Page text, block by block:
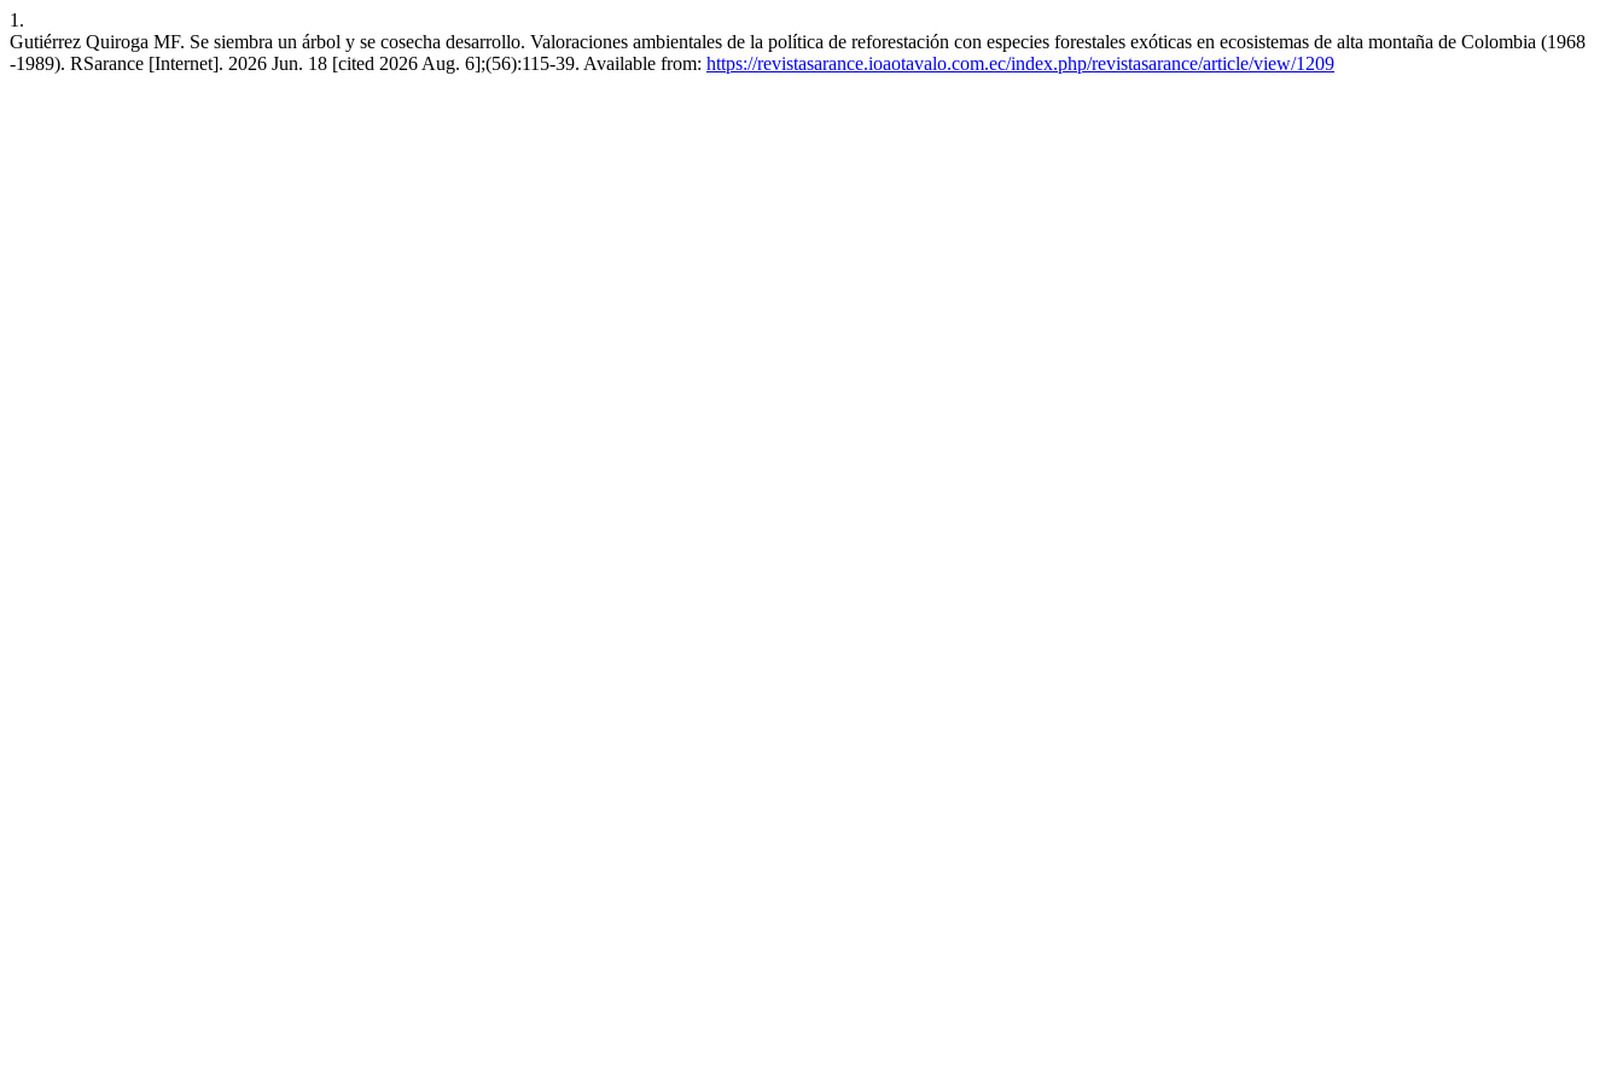
1.
Gutiérrez Quiroga MF. Se siembra un árbol y se cosecha desarrollo. Valoraciones ambientales de la política de reforestación con especies forestales exóticas en ecosistemas de alta montaña de Colombia (1968
-1989). RSarance [Internet]. 2026 Jun. 18 [cited 2026 Aug. 6];(56):115-39. Available from: https://revistasarance.ioaotavalo.com.ec/index.php/revistasarance/article/view/1209